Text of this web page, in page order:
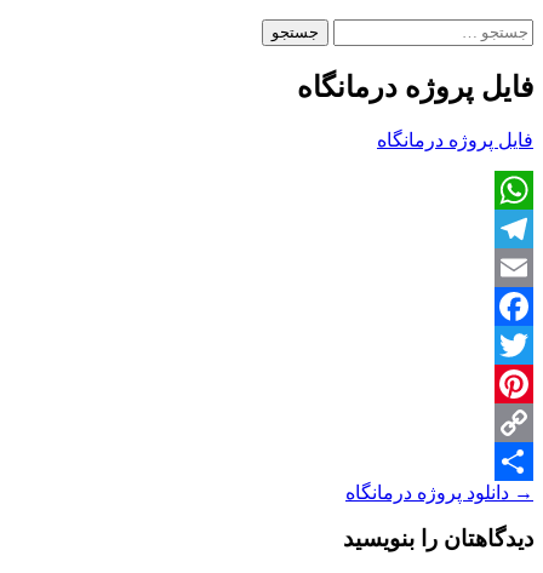
جستجو
برای:
فایل پروژه درمانگاه
فایل پروژه درمانگاه
WhatsApp
Telegram
Email
Facebook
Twitter
Pinterest
Copy
Link
Share
ناوبری
نوشته
→ دانلود پروژه درمانگاه
دیدگاهتان را بنویسید